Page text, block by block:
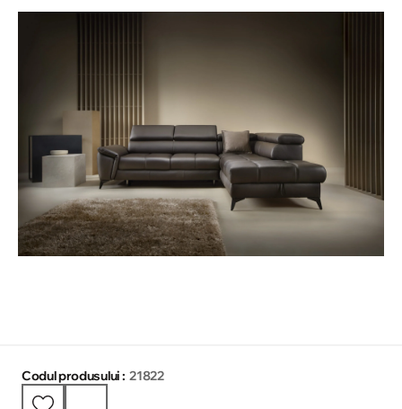
Codul produsului : 21822